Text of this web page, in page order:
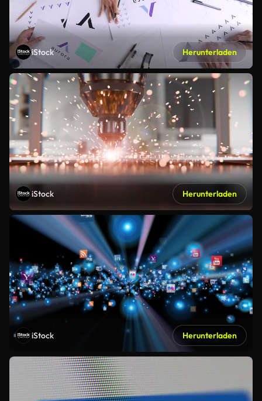
iStock Herunterladen
iStock Herunterladen
iStock Herunterladen